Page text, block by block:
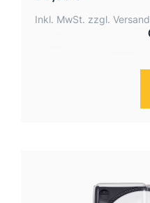
Inkl. MwSt. zzgl.